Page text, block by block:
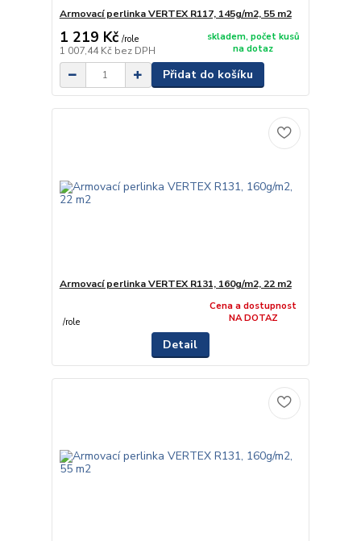
Armovací perlinka VERTEX R117, 145g/m2, 55 m2
1 219 Kč /role
1 007,44 Kč bez DPH
skladem, počet kusů
na dotaz
Přidat do košíku
Armovací perlinka VERTEX R131, 160g/m2, 22 m2
/role
Cena a dostupnost
NA DOTAZ
Detail